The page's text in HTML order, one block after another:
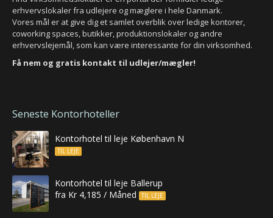
erhvervslokaler fra udlejere og mæglere i hele Danmark.
Vores mål er at give dig et samlet overblik over ledige kontorer,
coworking spaces, butikker, produktionslokaler og andre
erhvervslejemål, som kan være interessante for din virksomhed.
Få nem og gratis kontakt til udlejer/mægler!
Seneste Kontorhoteller
Kontorhotel til leje København N
TIL LEJE
Kontorhotel til leje Ballerup
fra Kr 4,185 / Måned
TIL LEJE